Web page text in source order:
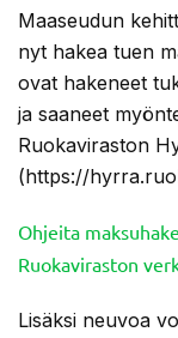
Maaseudun
nyt hakea tuen
ovat hakeneet
ja saaneet
Ruokaviraston
(https://
Ohjeita
Ruokaviraston
Lisäksi neuvoa